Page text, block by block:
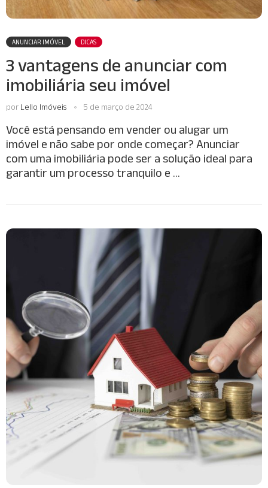
ANUNCIAR IMÓVEL DICAS
3 vantagens de anunciar com
imobiliária seu imóvel
por Lello Imóveis 5 de março de 2024
Você está pensando em vender ou alugar um
imóvel e não sabe por onde começar? Anunciar
com uma imobiliária pode ser a solução ideal para
garantir um processo tranquilo e …